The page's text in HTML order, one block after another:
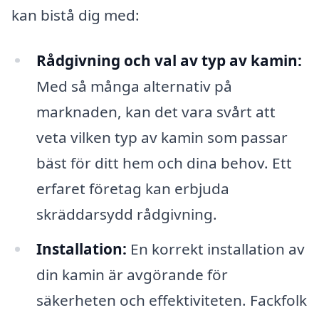
kan bistå dig med:
Rådgivning och val av typ av kamin:
Med så många alternativ på
marknaden, kan det vara svårt att
veta vilken typ av kamin som passar
bäst för ditt hem och dina behov. Ett
erfaret företag kan erbjuda
skräddarsydd rådgivning.
Installation: En korrekt installation av
din kamin är avgörande för
säkerheten och effektiviteten. Fackfolk